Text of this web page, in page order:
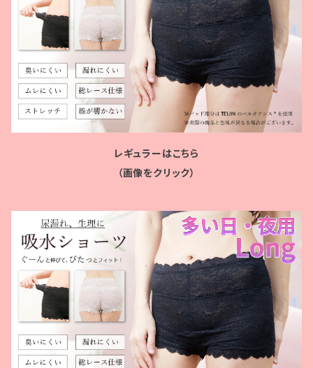
レギュラーはこちら
（画像をクリック）